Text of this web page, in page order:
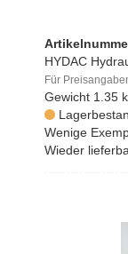
HYDAC
Für
Gewicht 1.35
Wenige
Wieder